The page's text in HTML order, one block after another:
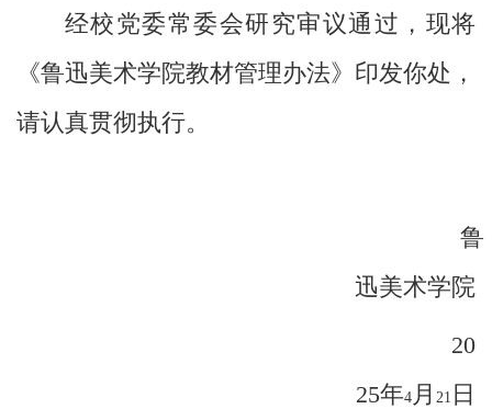
经校党委常委会研究审议通过，现将
《鲁迅美术学院教材管理办法》印发你处，
请认真贯彻执行。
鲁
迅美术学院
20
25年4 月 21 日